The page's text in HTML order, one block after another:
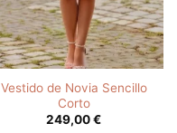
Vestido de Novia Sencillo
Corto
249,00€